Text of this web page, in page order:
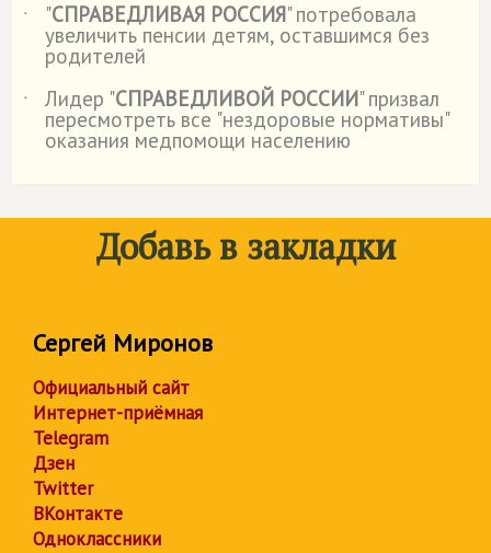
˙
"СПРАВЕДЛИВАЯ РОССИЯ" потребовала
увеличить пенсии детям, оставшимся без
родителей
˙
Лидер "СПРАВЕДЛИВОЙ РОССИИ" призвал
пересмотреть все "нездоровые нормативы"
оказания медпомощи населению
Добавь в закладки
Сергей Миронов
Официальный сайт
Интернет-приёмная
Telegram
Дзен
Twitter
ВКонтакте
Одноклассники